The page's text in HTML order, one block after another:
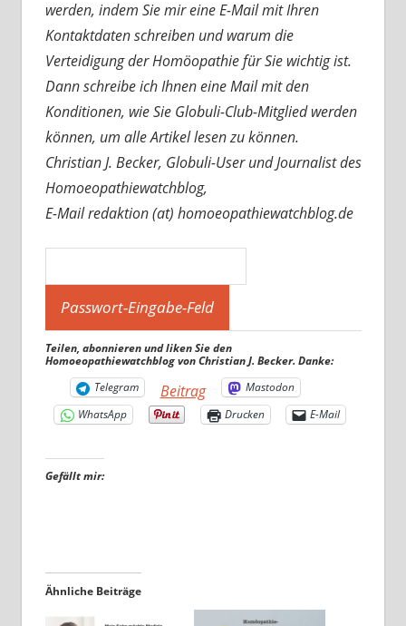
werden, indem Sie mir eine E-Mail mit Ihren
Kontaktdaten schreiben und warum die
Verteidigung der Homöopathie für Sie wichtig ist.
Dann schreibe ich Ihnen eine Mail mit den
Konditionen, wie Sie Globuli-Club-Mitglied werden
können, um alle Artikel lesen zu können.
Christian J. Becker, Globuli-User und Journalist des
Homoeopathiewatchblog,
E-Mail redaktion (at) homoeopathiewatchblog.de
Teilen, abonnieren und liken Sie den
Homoeopathiewatchblog von Christian J. Becker. Danke:
Telegram
Beitrag
Mastodon
WhatsApp
Drucken E-Mail
Gefällt mir:
Ähnliche Beiträge